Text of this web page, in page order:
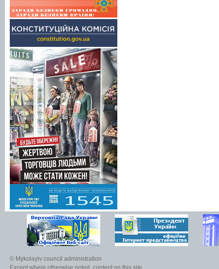
© Mykolayiv council administration
Except where otherwise noted, content on this site